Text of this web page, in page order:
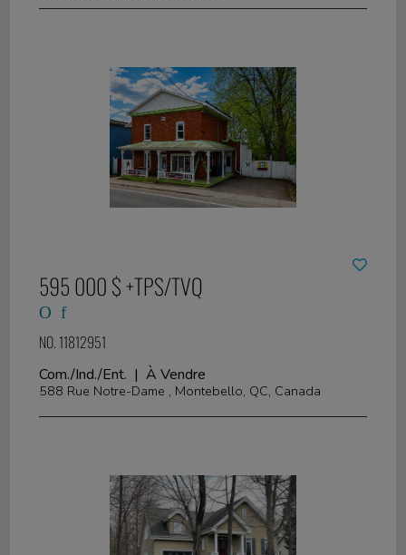
595 000 $ +TPS/TVQ
NO. 11812951
Com./Ind./Ent. | À Vendre
588 Rue Notre-Dame , Montebello, QC, Canada